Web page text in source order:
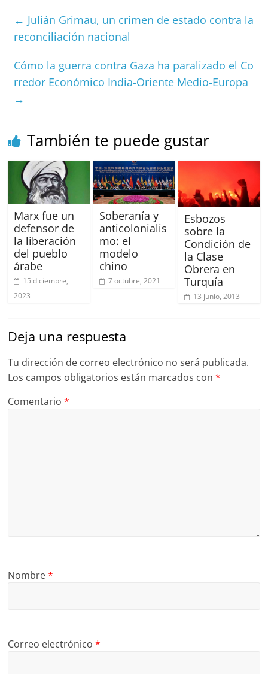
e
b
o
k
l s
A
p
h
at
a l p
← Julián Grimau, un crimen de estado contra la
reconciliación nacional
Cómo la guerra contra Gaza ha paralizado el Co
rredor Económico India-Oriente Medio-Europa
→
También te puede gustar
Marx fue un
defensor de
la liberación
del pueblo
árabe
15 diciembre,
2023
Soberanía y
anticolonialis
mo: el
modelo
chino
7 octubre, 2021
Esbozos
sobre la
Condición de
la Clase
Obrera en
Turquía
13 junio, 2013
Deja una respuesta
Tu dirección de correo electrónico no será publicada.
Los campos obligatorios están marcados con*
Comentario*
Nombre*
Correo electrónico*